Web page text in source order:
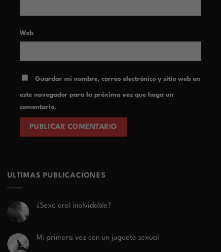
Web
Guardar mi nombre, correo electrónico y sitio web en
este navegador para la próxima vez que haga un
comentario.
ULTIMAS PUBLICACIONES
¿Sexo oral inolvidable?
en
¿Sexo
Mi primera vez con un juguete sexual